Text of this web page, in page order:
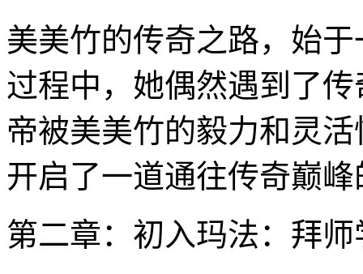
美美竹的传奇之路，始
过程中，她偶然遇到了
帝被美美竹的毅力和灵
开启了一道通往传奇巅
第二章：初入玛法：拜师